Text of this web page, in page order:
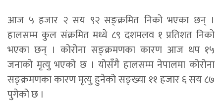
आज ५ हजार २ सय ९२ सङ्क्रमित निको भएका छन् ।
हालसम्म कुल संक्रमित मध्ये ८९ दशमलव १ प्रतिशत निको
भएका छन् । कोरोना सङ्क्रमणका कारण आज थप १५
जनाको मृत्यु भएको छ । योसँगै हालसम्म नेपालमा कोरोना
सङ्क्रमणका कारण मृत्यु हुनेको सङ्ख्या ११ हजार ६ सय ८७
पुगेको छ ।